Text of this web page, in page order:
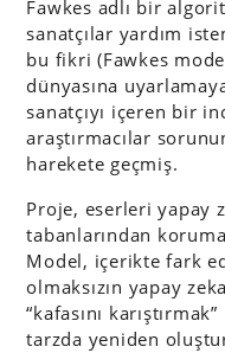
Fawkes adlı bir
sanatçılar yardım
bu fikri (Fawkes
dünyasına
sanatçıyı içeren bir
araştırmacılar
harekete geçmiş.
Proje, eserleri yapay
tabanlarından
Model, içerikte fark
olmaksızın yapay
“kafasını
tarzda yeniden